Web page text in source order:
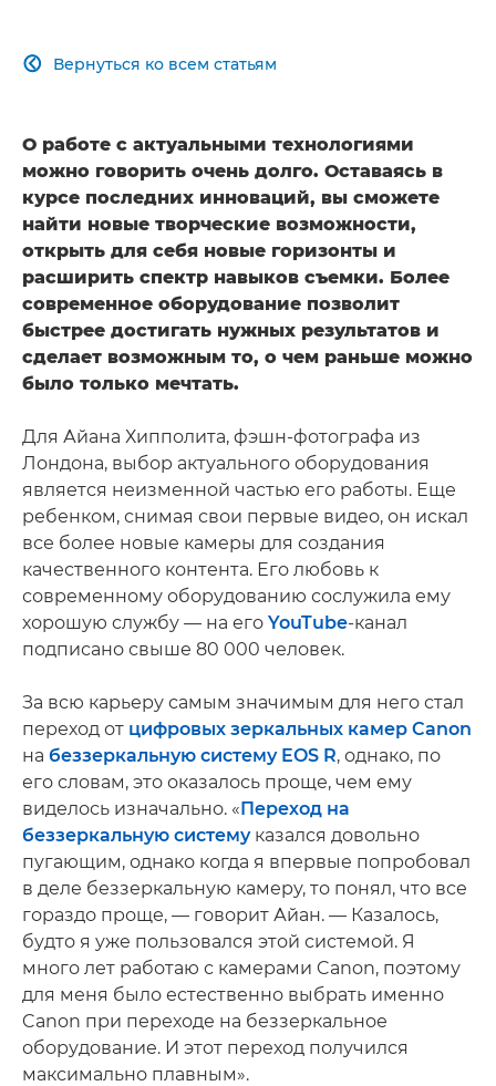
Вернуться ко всем статьям

О работе с актуальными технологиями
можно говорить очень долго. Оставаясь в
курсе последних инноваций, вы сможете
найти новые творческие возможности,
открыть для себя новые горизонты и
расширить спектр навыков съемки. Более
современное оборудование позволит
быстрее достигать нужных результатов и
сделает возможным то, о чем раньше можно
было только мечтать.
Для Айана Хипполита, фэшн-фотографа из
Лондона, выбор актуального оборудования
является неизменной частью его работы. Еще
ребенком, снимая свои первые видео, он искал
все более новые камеры для создания
качественного контента. Его любовь к
современному оборудованию сослужила ему
хорошую службу — на его YouTube-канал
подписано свыше 80 000 человек.
За всю карьеру самым значимым для него стал
переход от цифровых зеркальных камер Canon
на беззеркальную систему EOS R, однако, по
его словам, это оказалось проще, чем ему
виделось изначально. «Переход на
беззеркальную системуказался довольно
пугающим, однако когда я впервые попробовал
в деле беззеркальную камеру, то понял, что все
гораздо проще, — говорит Айан. — Казалось,
будто я уже пользовался этой системой. Я
много лет работаю с камерами Canon, поэтому
для меня было естественно выбрать именно
Canon при переходе на беззеркальное
оборудование. И этот переход получился
максимально плавным».